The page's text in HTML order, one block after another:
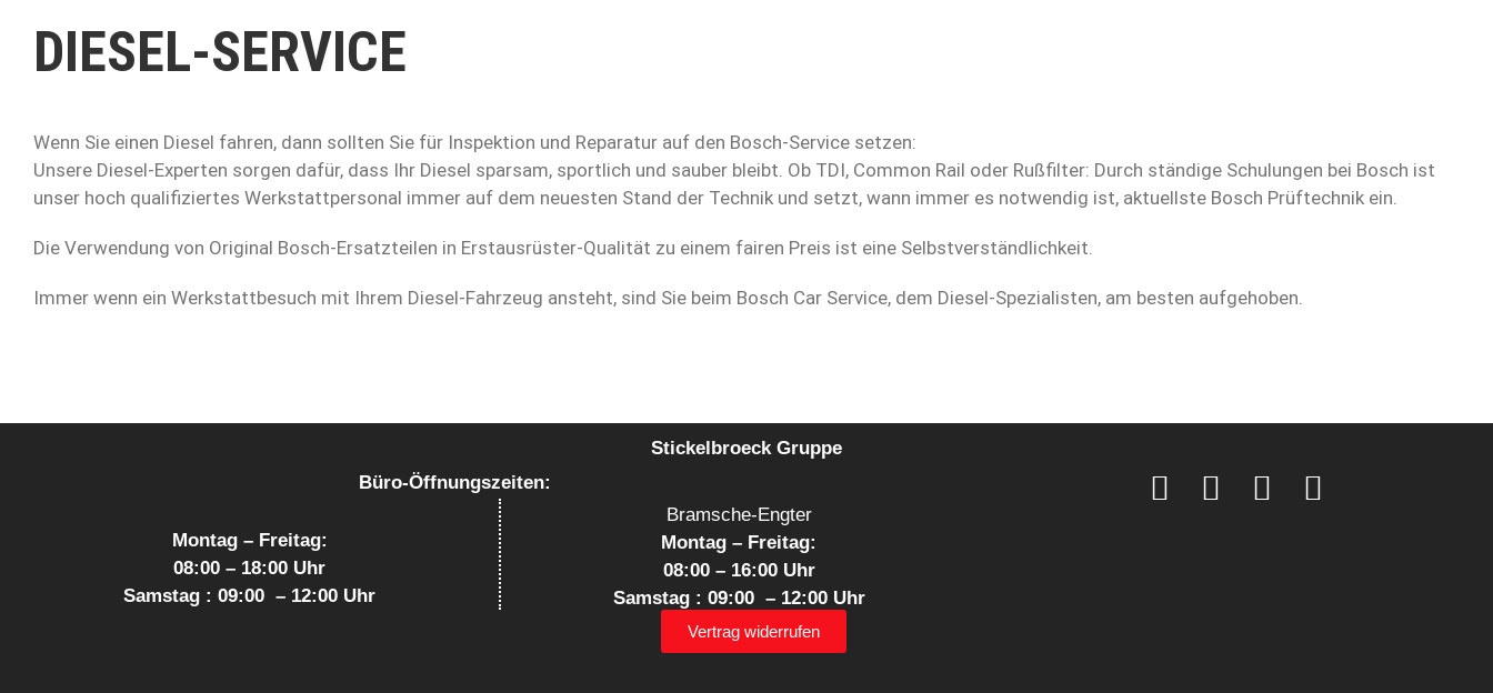
DIESEL-SERVICE
Wenn Sie einen Diesel fahren, dann sollten Sie für Inspektion und Reparatur auf den Bosch-Service setzen:
Unsere Diesel-Experten sorgen dafür, dass Ihr Diesel sparsam, sportlich und sauber bleibt. Ob TDI, Common Rail oder Rußfilter: Durch ständige Schulungen bei Bosch ist
unser hoch qualifiziertes Werkstattpersonal immer auf dem neuesten Stand der Technik und setzt, wann immer es notwendig ist, aktuellste Bosch Prüftechnik ein.
Die Verwendung von Original Bosch-Ersatzteilen in Erstausrüster-Qualität zu einem fairen Preis ist eine Selbstverständlichkeit.
Immer wenn ein Werkstattbesuch mit Ihrem Diesel-Fahrzeug ansteht, sind Sie beim Bosch Car Service, dem Diesel-Spezialisten, am besten aufgehoben.
Stickelbroeck Gruppe
Büro-Öffnungszeiten:
Montag – Freitag:
08:00 – 18:00 Uhr
Samstag : 09:00 – 12:00 Uhr
Bramsche-Engter
Montag – Freitag:
08:00 – 16:00 Uhr
Samstag : 09:00 – 12:00 Uhr
Vertrag widerrufen